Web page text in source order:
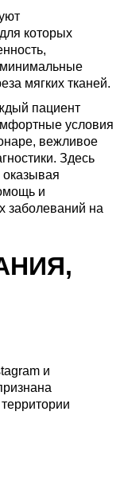
которых
мягких тканей.
пациент
условия
вежливое
Здесь
оказывая
и
заболеваний на
и